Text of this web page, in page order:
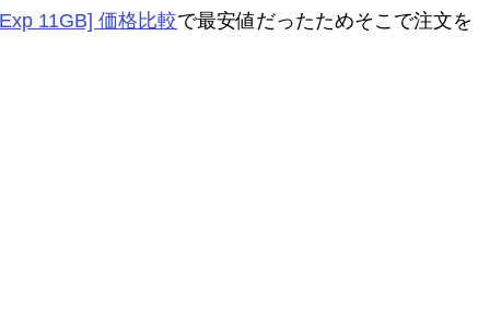
11GB] 価格比較で最安値だったためそこで注文を